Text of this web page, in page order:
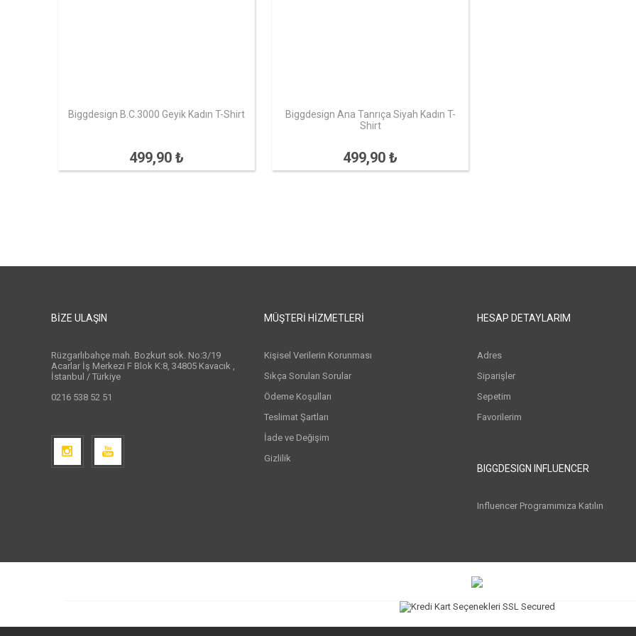
Biggdesign B.C.3000 Geyik Kadın T-Shirt
499,90 ₺
Biggdesign Ana Tanrıça Siyah Kadın T-
Shirt
499,90 ₺
BIZE ULAŞIN
Rüzgarlıbahçe mah. Bozkurt sok. No:3/19
Acarlar İş Merkezi F Blok K:8, 34805 Kavacık ,
İstanbul / Türkiye
0216 538 52 51
MÜŞTERI HIZMETLERI
Kişisel Verilerin Korunması
Sıkça Sorulan Sorular
Ödeme Koşulları
Teslimat Şartları
İade ve Değişim
Gizlilik
HESAP DETAYLARIM
Adres
Siparişler
Sepetim
Favorilerim
BIGGDESIGN INFLUENCER
Influencer Programımıza Katılın